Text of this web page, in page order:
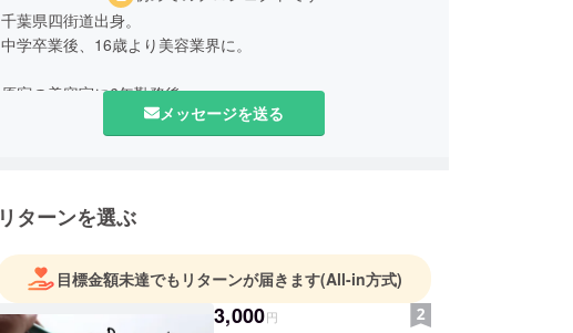
千葉県四街道出身。
中学卒業後、16歳より美容業界に。
原宿の美容室に6年勤務後、
都内の美容室を数店舗渡り歩き、
多店舗の技術を学びました。
31歳の時に毛髪構造の勉強を始め、
現在、独自の発毛プログラムを研究開発を行い、
その技術を使って、薄毛の人を救う活動をしています。
メッセージを送る
リターンを選ぶ
目標金額未達でもリターンが届きます(All-in方式)
3,000円